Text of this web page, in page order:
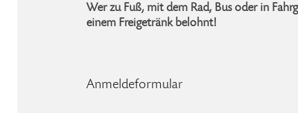
Wer zu Fuß, mit dem Rad, Bus oder in
einem Freigetränk belohnt!
Anmeldeformular